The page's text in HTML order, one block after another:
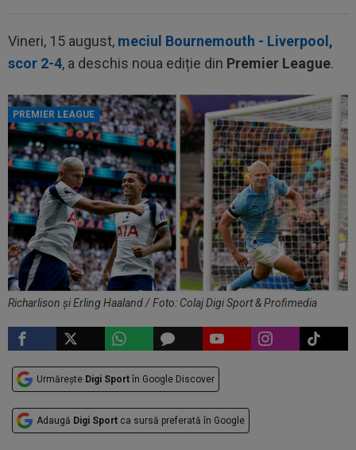
Vineri, 15 august, meciul Bournemouth - Liverpool,
scor 2-4, a deschis noua ediție din Premier League.
PREMIER LEAGUE
Richarlison și Erling Haaland / Foto: Colaj Digi Sport & Profimedia
Urmărește Digi Sport în Google Discover
Adaugă Digi Sport ca sursă preferată în Google